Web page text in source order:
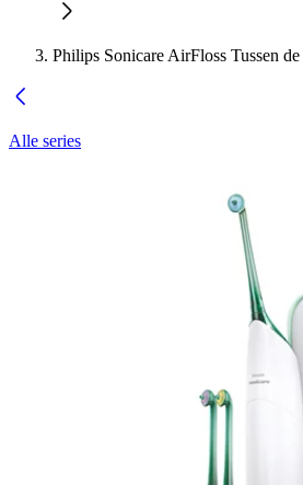
Philips Sonicare AirFloss Tussen
Alle series